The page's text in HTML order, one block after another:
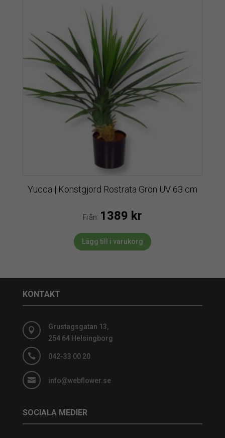
Yucca | Konstgjord Rostrata Grön UV 63 cm
Från: 1389 kr
Lägg till i varukorg
KONTAKT

Grustagsgatan 13,
254 64 Helsingborg
 042-33 00 20
 info@webflower.se
SOCIALA MEDIER